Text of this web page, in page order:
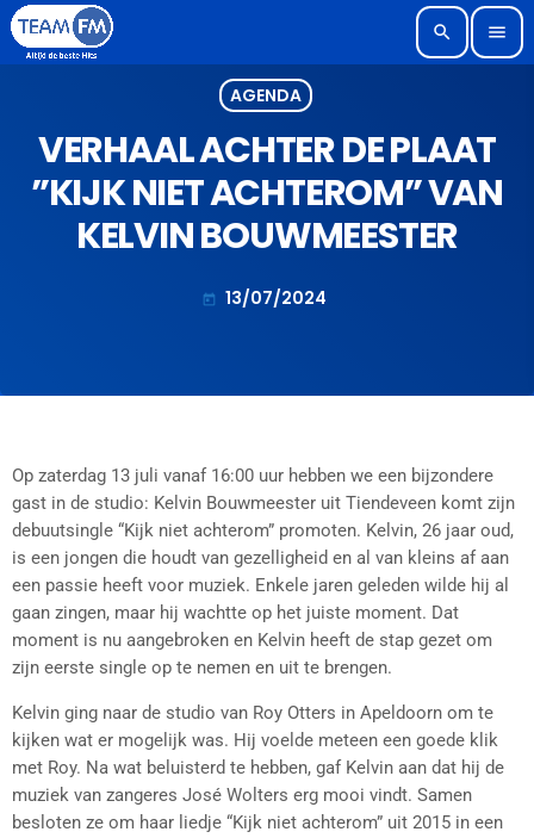
search menu
AGENDA
VERHAAL ACHTER DE PLAAT
”KIJK NIET ACHTEROM” VAN
KELVIN BOUWMEESTER
today 13/07/2024
Op zaterdag 13 juli vanaf 16:00 uur hebben we een bijzondere
gast in de studio: Kelvin Bouwmeester uit Tiendeveen komt zijn
debuutsingle “Kijk niet achterom” promoten. Kelvin, 26 jaar oud,
is een jongen die houdt van gezelligheid en al van kleins af aan
een passie heeft voor muziek. Enkele jaren geleden wilde hij al
gaan zingen, maar hij wachtte op het juiste moment. Dat
moment is nu aangebroken en Kelvin heeft de stap gezet om
zijn eerste single op te nemen en uit te brengen.
Kelvin ging naar de studio van Roy Otters in Apeldoorn om te
kijken wat er mogelijk was. Hij voelde meteen een goede klik
met Roy. Na wat beluisterd te hebben, gaf Kelvin aan dat hij de
muziek van zangeres José Wolters erg mooi vindt. Samen
besloten ze om haar liedje “Kijk niet achterom” uit 2015 in een